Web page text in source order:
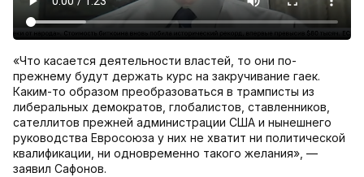
«Что касается деятельности властей, то они по-
прежнему будут держать курс на закручивание гаек.
Каким-то образом преобразоваться в трамписты из
либеральных демократов, глобалистов, ставленников,
сателлитов прежней администрации США и нынешнего
руководства Евросоюза у них не хватит ни политической
квалификации, ни одновременно такого желания», —
заявил Сафонов.